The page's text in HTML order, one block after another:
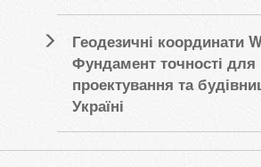
Геодезичні координати
Фундамент точності для
проектування та
Україні